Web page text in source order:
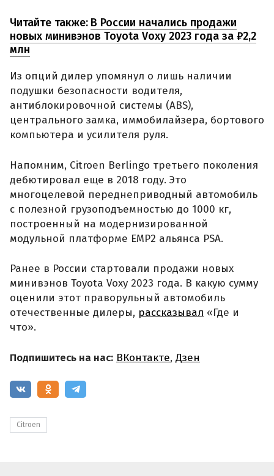
Читайте также: В России начались продажи
новых минивэнов Toyota Voxy 2023 года за ₽2,2
млн
Из опций дилер упомянул о лишь наличии
подушки безопасности водителя,
антиблокировочной системы (ABS),
центрального замка, иммобилайзера, бортового
компьютера и усилителя руля.
Напомним, Citroen Berlingo третьего поколения
дебютировал еще в 2018 году. Это
многоцелевой переднеприводный автомобиль
с полезной грузоподъемностью до 1000 кг,
построенный на модернизированной
модульной платформе EMP2 альянса PSA.
Ранее в России стартовали продажи новых
минивэнов Toyota Voxy 2023 года. В какую сумму
оценили этот праворульный автомобиль
отечественные дилеры, рассказывал «Где и
что».
Подпишитесь на нас: ВКонтакте, Дзен
Citroen